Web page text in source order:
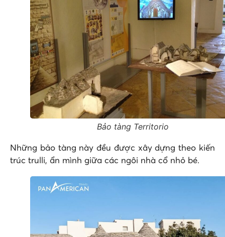
Bảo tàng Territorio
Những bảo tàng này đều được xây dựng theo kiến
trúc trulli, ẩn mình giữa các ngôi nhà cổ nhỏ bé.